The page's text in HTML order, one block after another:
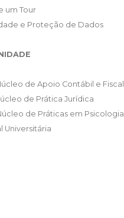
um Tour
e Proteção de Dados
de Apoio Contábil e Fiscal
de Prática Jurídica
de Práticas em Psicologia
Universitária